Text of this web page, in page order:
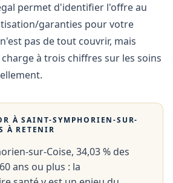
permet d'identifier l'offre au
garanties pour votre
pas de tout couvrir, mais
à trois chiffres sur les soins
ÀSAINT-SYMPHORIEN-SUR-
À RETENIR
sur-Coise, 34,03 % des
ans ou plus : la